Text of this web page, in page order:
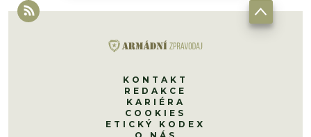
KONTAKT
REDAKCE
KARIÉRA
COOKIES
ETICKÝ KODEX